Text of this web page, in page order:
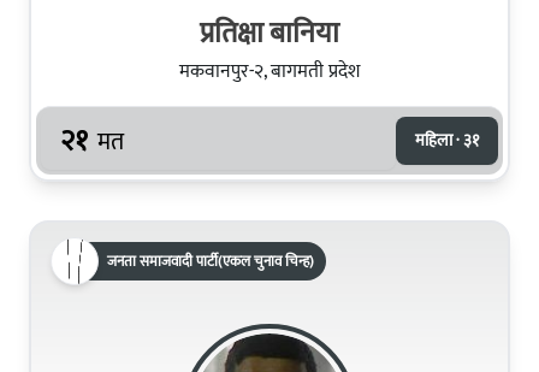
प्रतिक्षा बानिया
मकवानपुर-२, बागमती प्रदेश
२१ मत महिला · ३१
जनता समाजवादी पार्टी(एकल चुनाव चिन्ह)